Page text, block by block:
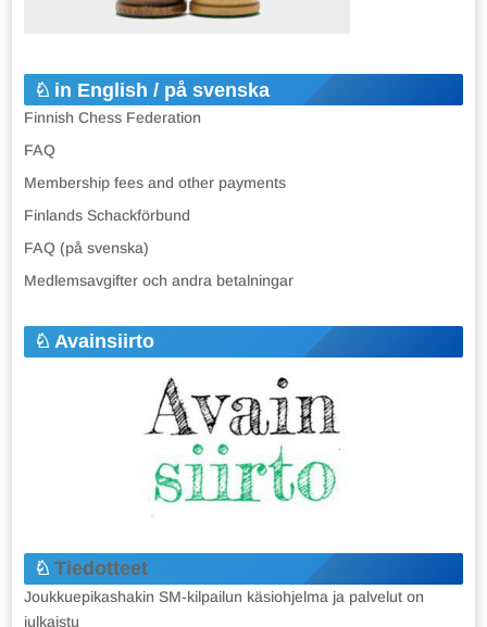
in English / på svenska
Finnish Chess Federation
FAQ
Membership fees and other payments
Finlands Schackförbund
FAQ (på svenska)
Medlemsavgifter och andra betalningar
Avainsiirto
Tiedotteet
Joukkuepikashakin SM-kilpailun käsiohjelma ja palvelut on
julkaistu